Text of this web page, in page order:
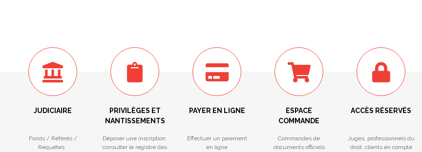
JUDICIAIRE
Fonds / Référés /
Requêtes.
PRIVILÈGES ET
NANTISSEMENTS
Déposer une inscription,
consulter le registre des
PAYER EN LIGNE
Effectuer un paiement
en ligne
ESPACE
COMMANDE
Commandes de
documents officiels
ACCÈS RÉSERVÉS
Juges, professionnels du
droit, clients en compte